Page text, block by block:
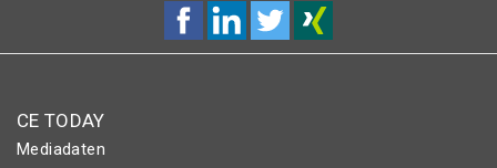
CE TODAY
Mediadaten